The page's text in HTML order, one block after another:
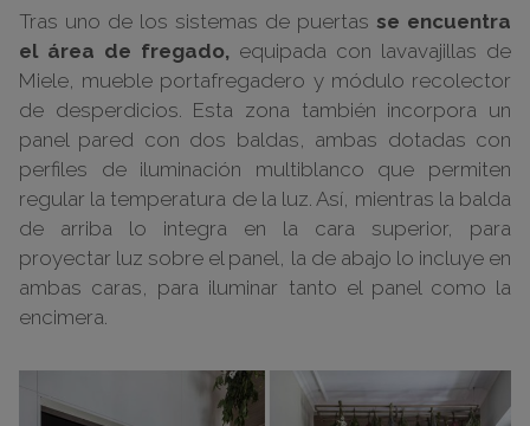
Tras uno de los sistemas de puertas se encuentra
el área de fregado, equipada con lavavajillas de
Miele, mueble portafregadero y módulo recolector
de desperdicios. Esta zona también incorpora un
panel pared con dos baldas, ambas dotadas con
perfiles de iluminación multiblanco que permiten
regular la temperatura de la luz. Así, mientras la balda
de arriba lo integra en la cara superior, para
proyectar luz sobre el panel, la de abajo lo incluye en
ambas caras, para iluminar tanto el panel como la
encimera.